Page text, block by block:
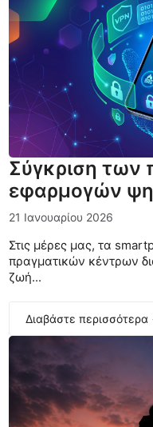
Σύγκριση των
εφαρμογών
21 Ιανουαρίου 2026
Στις μέρες μας, τα
πραγματικών κέντρων
ζωή...
Διαβάστε